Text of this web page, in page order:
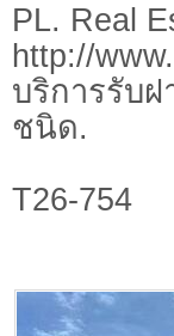
PL. Real
http://
บริการรับ
ชนิด.
T26-754